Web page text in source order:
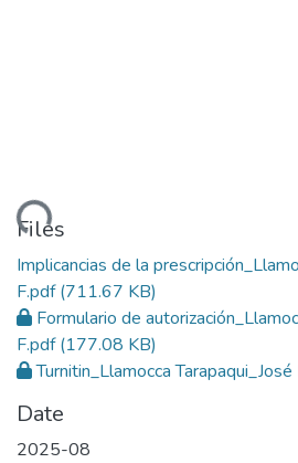
Files
Implicancias de la
F.pdf(711.67 KB)
Formulario de
F.pdf(177.08 KB)
Turnitin_Llamocca
Date
2025-08